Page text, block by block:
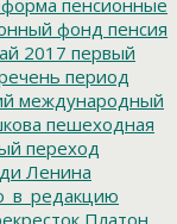
фонд пенсия
2017 первый
период
международный
пешеходная
переход
Ленина
Платон